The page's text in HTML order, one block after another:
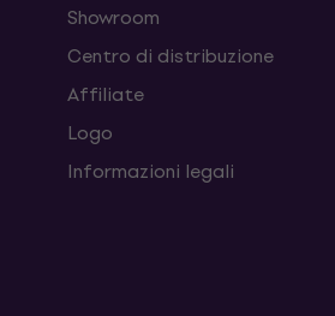
Showroom
Centro di distribuzione
Affiliate
Logo
Informazioni legali